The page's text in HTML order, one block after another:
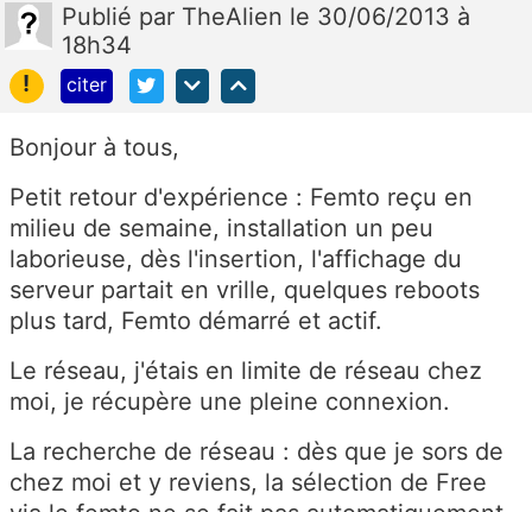
Publié par TheAlien le 30/06/2013 à
18h34
!
citer
Bonjour à tous,
Petit retour d'expérience : Femto reçu en
milieu de semaine, installation un peu
laborieuse, dès l'insertion, l'affichage du
serveur partait en vrille, quelques reboots
plus tard, Femto démarré et actif.
Le réseau, j'étais en limite de réseau chez
moi, je récupère une pleine connexion.
La recherche de réseau : dès que je sors de
chez moi et y reviens, la sélection de Free